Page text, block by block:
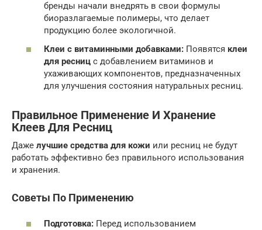
бренды начали внедрять в свои формулы
биоразлагаемые полимеры, что делает
продукцию более экологичной.
Клеи с витаминными добавками: Появятся клеи
для ресниц с добавлением витаминов и
ухаживающих компонентов, предназначенных
для улучшения состояния натуральных ресниц.
Правильное Применение И Хранение
Клеев Для Ресниц
Даже лучшие средства для кожи или ресниц не будут
работать эффективно без правильного использования
и хранения.
Советы По Применению
Подготовка: Перед использованием